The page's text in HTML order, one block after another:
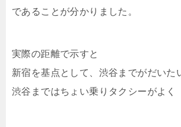
であることが分かりました。
実際の距離で示すと
新宿を基点として、渋谷までがだいた
渋谷まではちょい乗りタクシーがよく